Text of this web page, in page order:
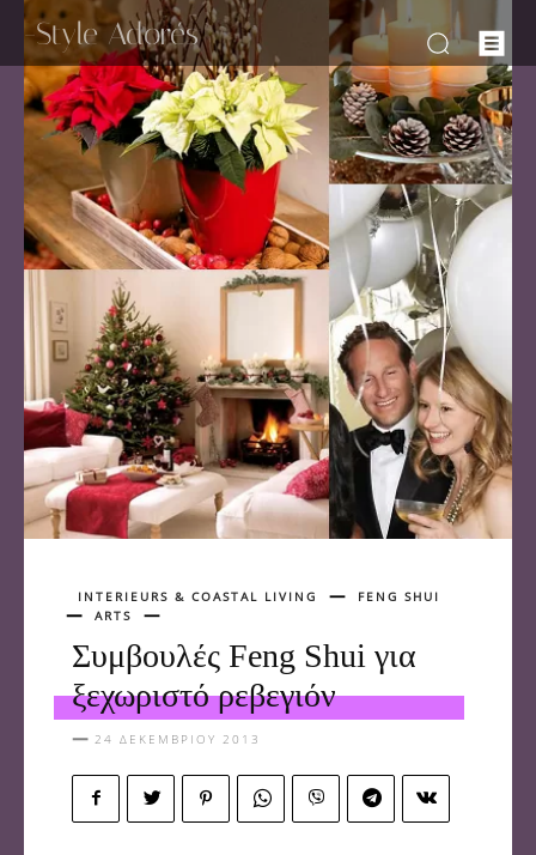
-Style Adorés
INTERIEURS & COASTAL LIVING
FENG SHUI
ARTS
Συμβουλές Feng Shui για
ξεχωριστό ρεβεγιόν
24 ΔΕΚΕΜΒΡΊΟΥ 2013